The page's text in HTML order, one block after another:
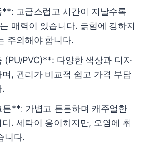
고급스럽고 시간이 지날수록
매력이 있습니다. 긁힘에 강하지
주의해야 합니다.
(PU/PVC)**: 다양한 색상과 디자
며, 관리가 비교적 쉽고 가격 부담
.
**: 가볍고 튼튼하며 캐주얼한
다. 세탁이 용이하지만, 오염에 취
니다.